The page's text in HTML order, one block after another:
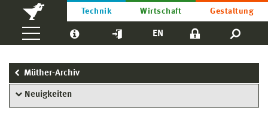
Technik Wirtschaft Gestaltung
EN
Müther-Archiv
Neuigkeiten